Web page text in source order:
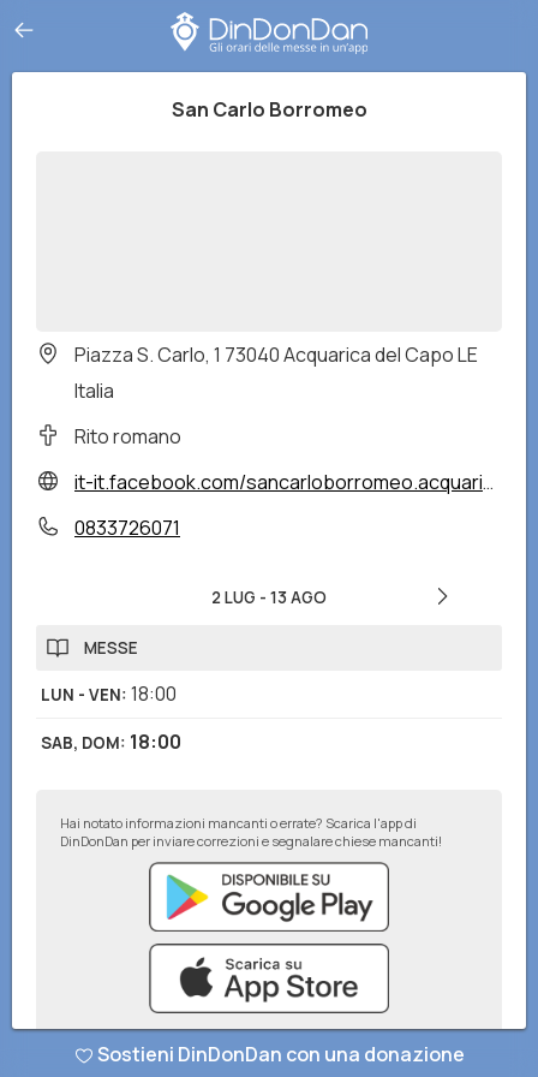
San Carlo Borromeo
Piazza S. Carlo, 1 73040 Acquarica del Capo LE
Italia
Rito romano
it-it.facebook.com/sancarloborromeo.acquarica/
0833726071
2 LUG - 13 AGO
MESSE
LUN - VEN: 18:00
SAB, DOM: 18:00
Hai notato informazioni mancanti o errate? Scarica l'app di
DinDonDan per inviare correzioni e segnalare chiese mancanti!
Sostieni DinDonDan con una donazione